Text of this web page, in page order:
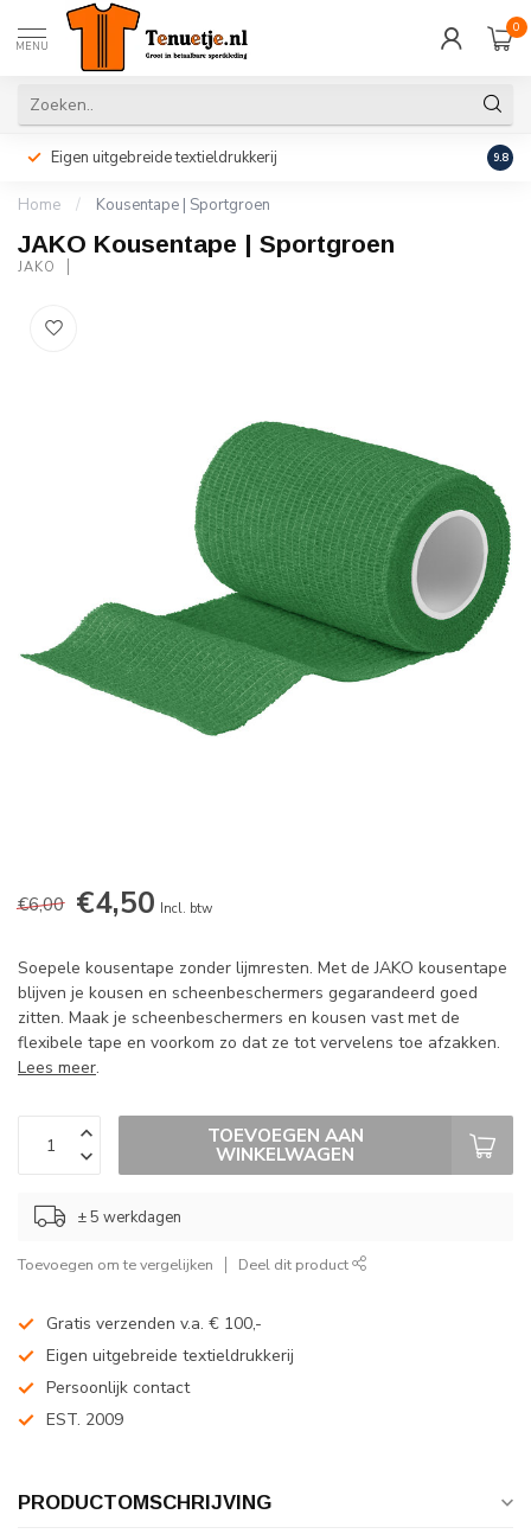
MENU
0
Eigen uitgebreide textieldrukkerij 9.8
Home / Kousentape | Sportgroen
JAKO Kousentape | Sportgroen
JAKO
€6,00 €4,50 Incl. btw
Soepele kousentape zonder lijmresten. Met de JAKO kousentape
blijven je kousen en scheenbeschermers gegarandeerd goed
zitten. Maak je scheenbeschermers en kousen vast met de
flexibele tape en voorkom zo dat ze tot vervelens toe afzakken.
Lees meer.
TOEVOEGEN AAN
WINKELWAGEN
± 5 werkdagen
Toevoegen om te vergelijken Deel dit product
Gratis verzenden v.a. € 100,-
Eigen uitgebreide textieldrukkerij
Persoonlijk contact
EST. 2009
PRODUCTOMSCHRIJVING